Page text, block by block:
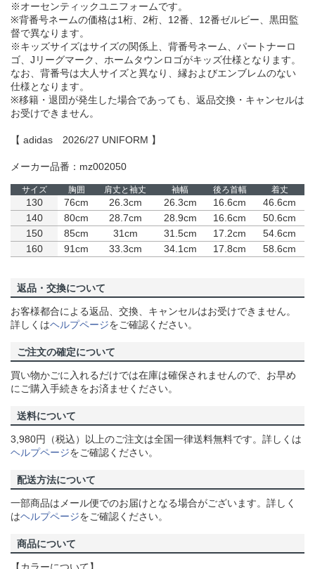
※オーセンティックユニフォームです。
※背番号ネームの価格は1桁、2桁、12番、12番ゼルビー、黒田監
督で異なります。
※キッズサイズはサイズの関係上、背番号ネーム、パートナーロ
ゴ、Jリーグマーク、ホームタウンロゴがキッズ仕様となります。
なお、背番号は大人サイズと異なり、縁およびエンブレムのない
仕様となります。
※移籍・退団が発生した場合であっても、返品交換・キャンセルは
お受けできません。
【 adidas 2026/27 UNIFORM 】
メーカー品番：mz002050
サイズ 胸囲 肩丈と袖丈 袖幅 後ろ首幅 着丈
130 76cm 26.3cm 26.3cm 16.6cm
46.6cm
140
80cm 28.7cm 28.9cm 16.6cm
50.6cm
150
85cm 31cm 31.5cm 17.2cm
54.6cm
160
91cm 33.3cm 34.1cm 17.8cm 58.6cm
返品・交換について
お客様都合による返品、交換、キャンセルはお受けできません。
詳しくはヘルプページをご確認ください。
ご注文の確定について
買い物かごに入れるだけでは在庫は確保されませんので、お早め
にご購入手続きをお済ませください。
送料について
3,980円（税込）以上のご注文は全国一律送料無料です。詳しくは
ヘルプページをご確認ください。
配送方法について
一部商品はメール便でのお届けとなる場合がございます。詳しく
はヘルプページをご確認ください。
商品について